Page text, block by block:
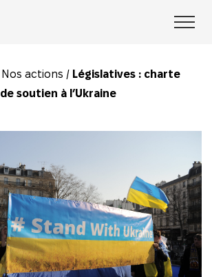
Nos actions / Législatives : charte
de soutien à l’Ukraine